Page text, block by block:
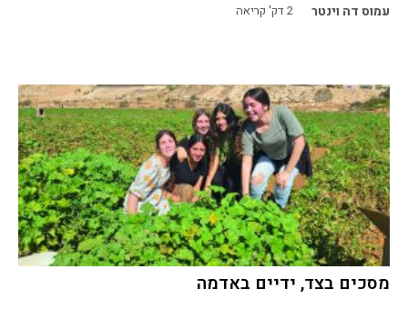
עמוס דה וינטר 2דק' קריאה
מסכים בצד, ידיים באדמה